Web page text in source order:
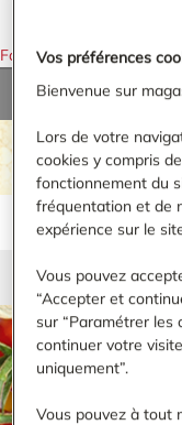
Faire défiler vers le haut
Accueil › Épinal
Vos préférences
Bienvenue sur
Lors de votre
cookies y compris
fonctionnement du
fréquentation et de
expérience sur le
Vous pouvez
“Accepter et
sur “Paramétrer les
continuer votre
uniquement”.
Vous pouvez à tout